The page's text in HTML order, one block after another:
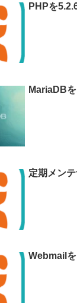
PHPを
MariaDB
定期メン
Webmail